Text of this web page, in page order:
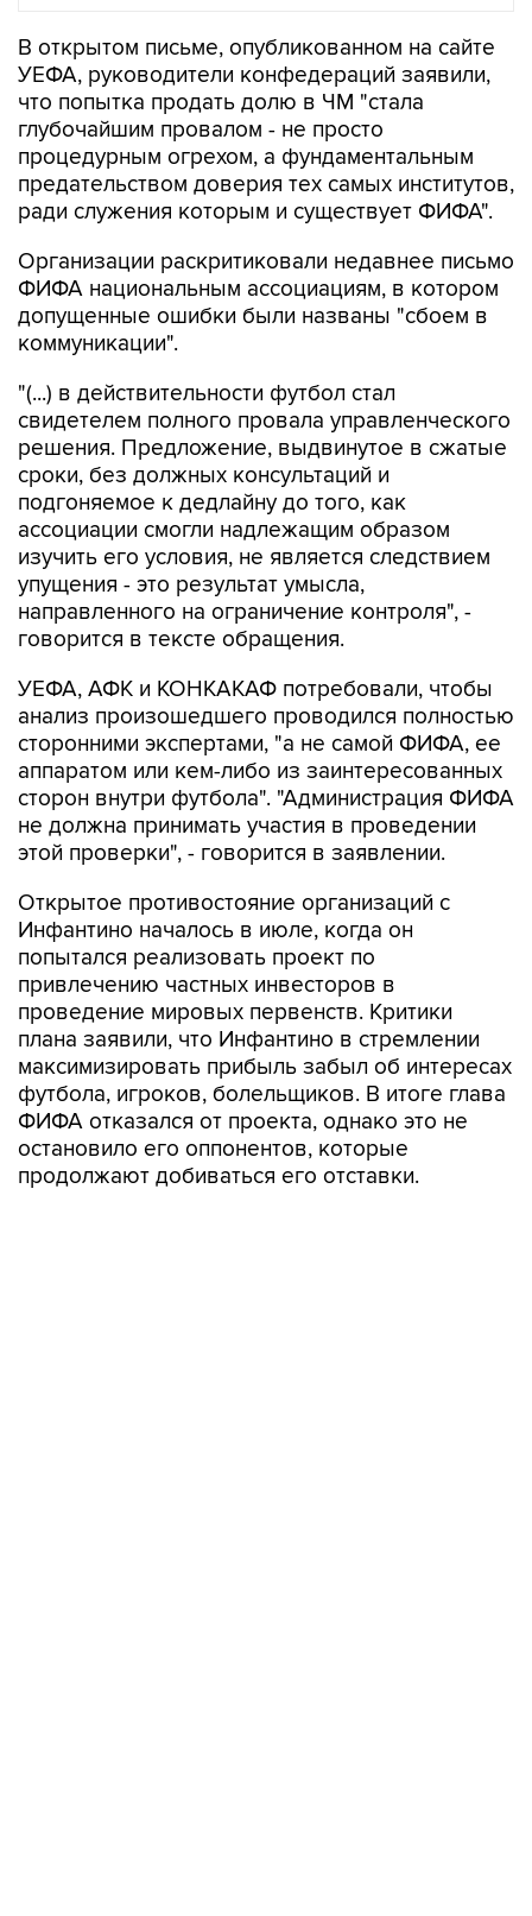
В открытом письме, опубликованном на сайте
УЕФА, руководители конфедераций заявили,
что попытка продать долю в ЧМ "стала
глубочайшим провалом - не просто
процедурным огрехом, а фундаментальным
предательством доверия тех самых институтов,
ради служения которым и существует ФИФА".
Организации раскритиковали недавнее письмо
ФИФА национальным ассоциациям, в котором
допущенные ошибки были названы "сбоем в
коммуникации".
"(...) в действительности футбол стал
свидетелем полного провала управленческого
решения. Предложение, выдвинутое в сжатые
сроки, без должных консультаций и
подгоняемое к дедлайну до того, как
ассоциации смогли надлежащим образом
изучить его условия, не является следствием
упущения - это результат умысла,
направленного на ограничение контроля", -
говорится в тексте обращения.
УЕФА, АФК и КОНКАКАФ потребовали, чтобы
анализ произошедшего проводился полностью
сторонними экспертами, "а не самой ФИФА, ее
аппаратом или кем-либо из заинтересованных
сторон внутри футбола". "Администрация ФИФА
не должна принимать участия в проведении
этой проверки", - говорится в заявлении.
Открытое противостояние организаций с
Инфантино началось в июле, когда он
попытался реализовать проект по
привлечению частных инвесторов в
проведение мировых первенств. Критики
плана заявили, что Инфантино в стремлении
максимизировать прибыль забыл об интересах
футбола, игроков, болельщиков. В итоге глава
ФИФА отказался от проекта, однако это не
остановило его оппонентов, которые
продолжают добиваться его отставки.